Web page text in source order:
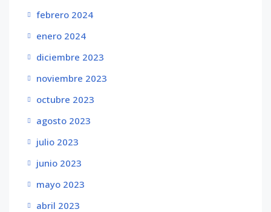
febrero 2024
enero 2024
diciembre 2023
noviembre 2023
octubre 2023
agosto 2023
julio 2023
junio 2023
mayo 2023
abril 2023